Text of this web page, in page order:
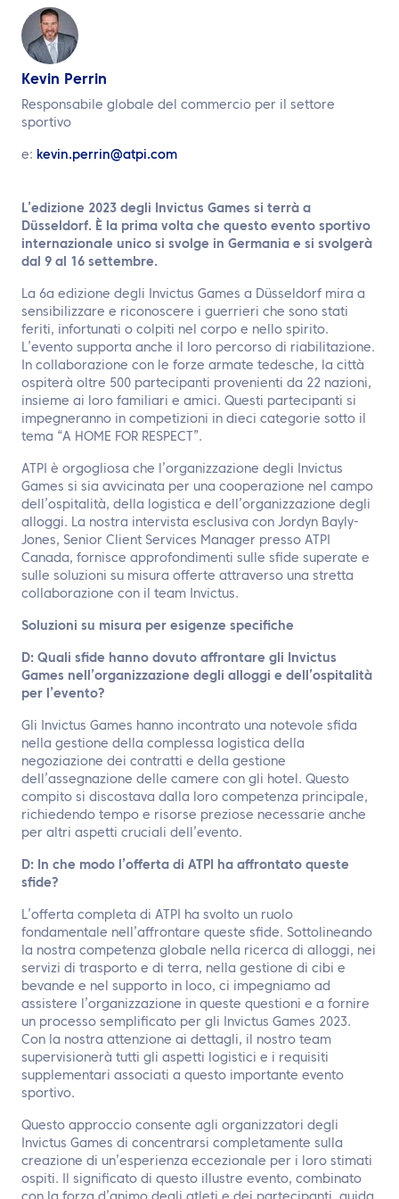
Kevin Perrin
Responsabile globale del commercio per il settore
sportivo
e: kevin.perrin@atpi.com
L’edizione 2023 degli Invictus Games si terrà a
Düsseldorf. È la prima volta che questo evento sportivo
internazionale unico si svolge in Germania e si svolgerà
dal 9 al 16 settembre.
La 6a edizione degli Invictus Games a Düsseldorf mira a
sensibilizzare e riconoscere i guerrieri che sono stati
feriti, infortunati o colpiti nel corpo e nello spirito.
L’evento supporta anche il loro percorso di riabilitazione.
In collaborazione con le forze armate tedesche, la città
ospiterà oltre 500 partecipanti provenienti da 22 nazioni,
insieme ai loro familiari e amici. Questi partecipanti si
impegneranno in competizioni in dieci categorie sotto il
tema “A HOME FOR RESPECT”.
ATPI è orgogliosa che l’organizzazione degli Invictus
Games si sia avvicinata per una cooperazione nel campo
dell’ospitalità, della logistica e dell’organizzazione degli
alloggi. La nostra intervista esclusiva con Jordyn Bayly-
Jones, Senior Client Services Manager presso ATPI
Canada, fornisce approfondimenti sulle sfide superate e
sulle soluzioni su misura offerte attraverso una stretta
collaborazione con il team Invictus.
Soluzioni su misura per esigenze specifiche
D: Quali sfide hanno dovuto affrontare gli Invictus
Games nell’organizzazione degli alloggi e dell’ospitalità
per l’evento?
Gli Invictus Games hanno incontrato una notevole sfida
nella gestione della complessa logistica della
negoziazione dei contratti e della gestione
dell’assegnazione delle camere con gli hotel. Questo
compito si discostava dalla loro competenza principale,
richiedendo tempo e risorse preziose necessarie anche
per altri aspetti cruciali dell’evento.
D: In che modo l’offerta di ATPI ha affrontato queste
sfide?
L’offerta completa di ATPI ha svolto un ruolo
fondamentale nell’affrontare queste sfide. Sottolineando
la nostra competenza globale nella ricerca di alloggi, nei
servizi di trasporto e di terra, nella gestione di cibi e
bevande e nel supporto in loco, ci impegniamo ad
assistere l’organizzazione in queste questioni e a fornire
un processo semplificato per gli Invictus Games 2023.
Con la nostra attenzione ai dettagli, il nostro team
supervisionerà tutti gli aspetti logistici e i requisiti
supplementari associati a questo importante evento
sportivo.
Questo approccio consente agli organizzatori degli
Invictus Games di concentrarsi completamente sulla
creazione di un’esperienza eccezionale per i loro stimati
ospiti. Il significato di questo illustre evento, combinato